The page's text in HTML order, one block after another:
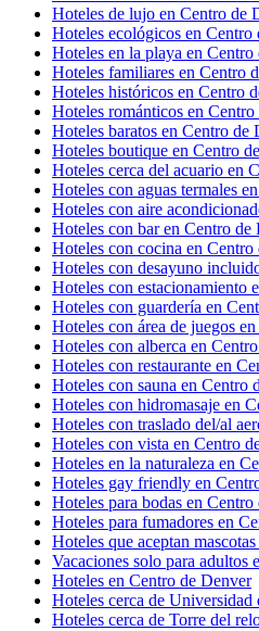
Hoteles de lujo en Centro de
Hoteles ecológicos en Centro
Hoteles en la playa en Centro
Hoteles familiares en Centro
Hoteles históricos en Centro
Hoteles románticos en
Hoteles baratos en Centro de
Hoteles boutique en Centro
Hoteles cerca del acuario en
Hoteles con aguas termales
Hoteles con aire
Hoteles con bar en Centro de
Hoteles con cocina en Centro
Hoteles con desayuno
Hoteles con estacionamiento
Hoteles con guardería en
Hoteles con área de juegos
Hoteles con alberca en
Hoteles con restaurante en
Hoteles con sauna en Centro
Hoteles con hidromasaje en
Hoteles con traslado del/al
Hoteles con vista en Centro
Hoteles en la naturaleza en
Hoteles gay friendly en
Hoteles para bodas en
Hoteles para fumadores en
Hoteles que aceptan
Vacaciones solo para adultos
Hoteles en Centro de Denver
Hoteles cerca de
Hoteles cerca de Torre del